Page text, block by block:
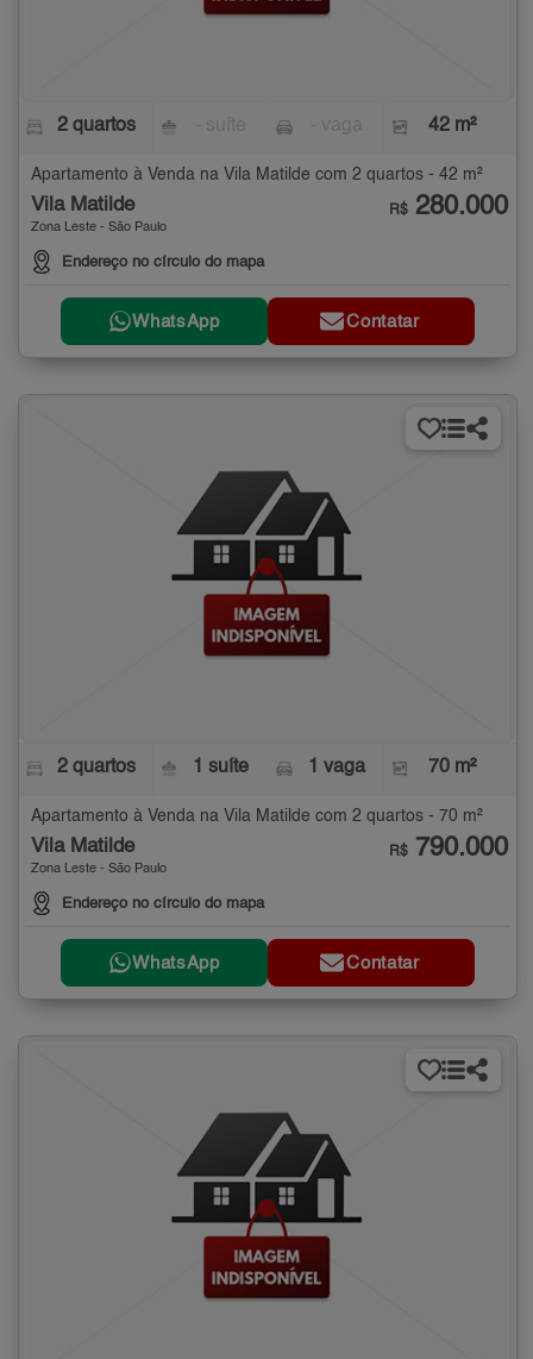
2 quartos 42 m²
Apartamento à Venda na Vila Matilde com 2 quartos - 42 m²
Vila Matilde
Zona Leste - São Paulo
Endereço no círculo do mapa
R$ 280.000
WhatsApp Contatar
2 quartos 1 suíte 1 vaga 70 m²
Apartamento à Venda na Vila Matilde com 2 quartos - 70 m²
Vila Matilde
Zona Leste - São Paulo
Endereço no círculo do mapa
R$ 790.000
WhatsApp Contatar